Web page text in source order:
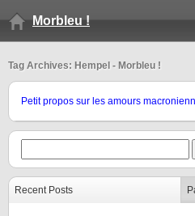
Morbleu !
Tag Archives: Hempel - Morbleu !
Petit propos sur les amours
Recent Posts